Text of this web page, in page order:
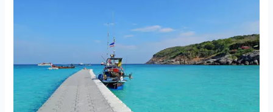
ห้าม
พลาด
ใน
ภูเก็ต